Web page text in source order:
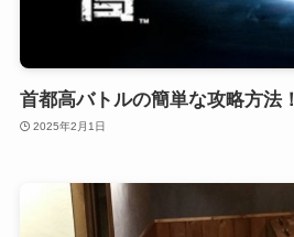
首都高バトルの簡単な攻略方法！
2025年2月1日